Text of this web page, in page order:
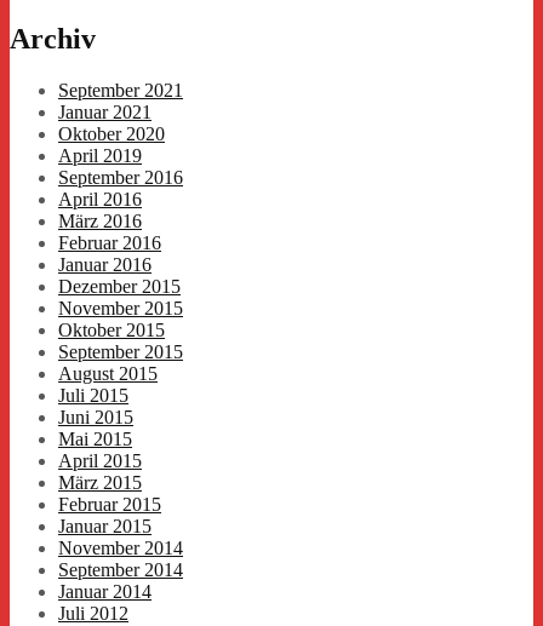
Archiv
September 2021
Januar 2021
Oktober 2020
April 2019
September 2016
April 2016
März 2016
Februar 2016
Januar 2016
Dezember 2015
November 2015
Oktober 2015
September 2015
August 2015
Juli 2015
Juni 2015
Mai 2015
April 2015
März 2015
Februar 2015
Januar 2015
November 2014
September 2014
Januar 2014
Juli 2012